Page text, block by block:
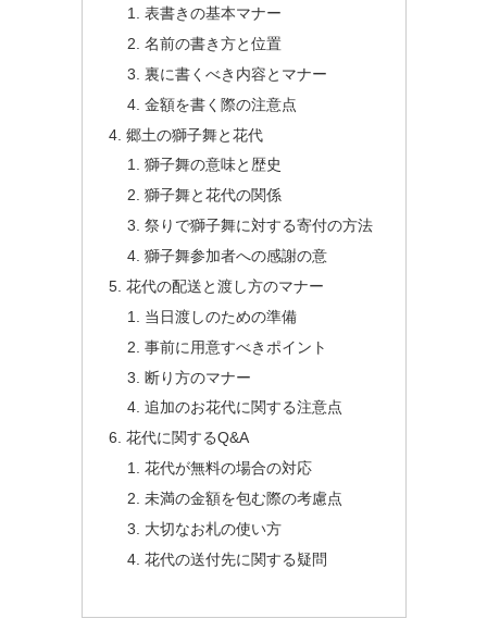
表書きの基本マナー
名前の書き方と位置
裏に書くべき内容とマナー
金額を書く際の注意点
郷土の獅子舞と花代
獅子舞の意味と歴史
獅子舞と花代の関係
祭りで獅子舞に対する寄付の方法
獅子舞参加者への感謝の意
花代の配送と渡し方のマナー
当日渡しのための準備
事前に用意すべきポイント
断り方のマナー
追加のお花代に関する注意点
花代に関するQ&A
花代が無料の場合の対応
未満の金額を包む際の考慮点
大切なお札の使い方
花代の送付先に関する疑問